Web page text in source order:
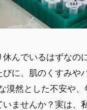
休んでいるはずなの
びに、肌のくすみや
漠然とした不安や
ませんか？実は、